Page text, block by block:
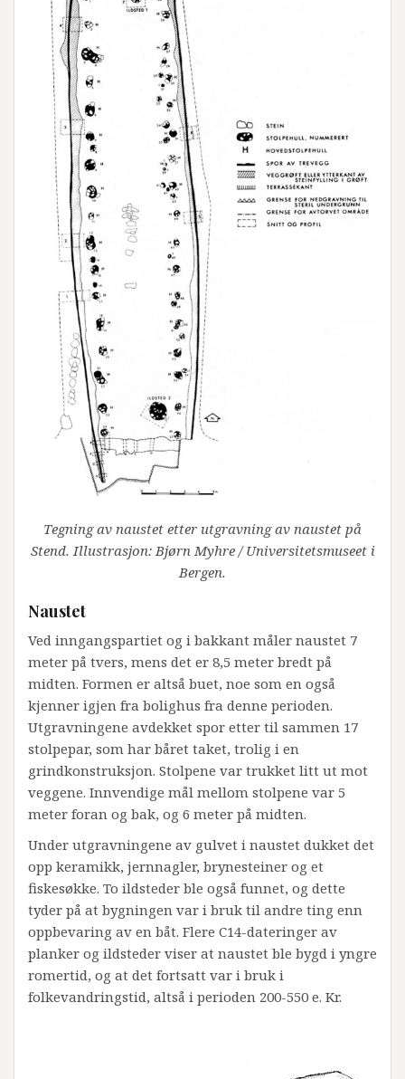
Tegning av naustet etter utgravning av naustet på
Stend. Illustrasjon: Bjørn Myhre / Universitetsmuseet i
Bergen.
Naustet
Ved inngangspartiet og i bakkant måler naustet 7
meter på tvers, mens det er 8,5 meter bredt på
midten. Formen er altså buet, noe som en også
kjenner igjen fra bolighus fra denne perioden.
Utgravningene avdekket spor etter til sammen 17
stolpepar, som har båret taket, trolig i en
grindkonstruksjon. Stolpene var trukket litt ut mot
veggene. Innvendige mål mellom stolpene var 5
meter foran og bak, og 6 meter på midten.
Under utgravningene av gulvet i naustet dukket det
opp keramikk, jernnagler, brynesteiner og et
fiskesøkke. To ildsteder ble også funnet, og dette
tyder på at bygningen var i bruk til andre ting enn
oppbevaring av en båt. Flere C14-dateringer av
planker og ildsteder viser at naustet ble bygd i yngre
romertid, og at det fortsatt var i bruk i
folkevandringstid, altså i perioden 200-550 e. Kr.